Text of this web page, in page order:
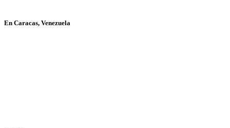
En Caracas, Venezuela